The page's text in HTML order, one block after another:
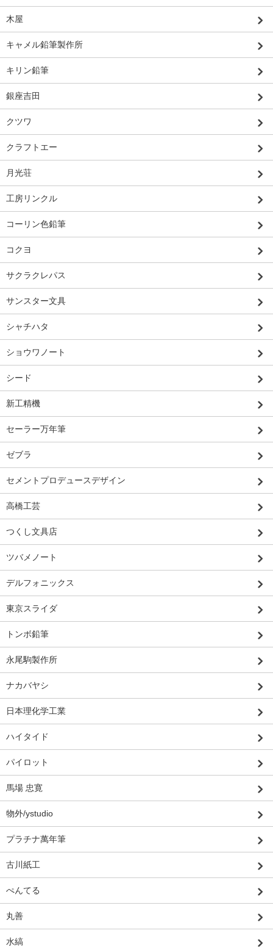
木屋
キャメル鉛筆製作所
キリン鉛筆
銀座吉田
クツワ
クラフトエー
月光荘
工房リンクル
コーリン色鉛筆
コクヨ
サクラクレパス
サンスター文具
シャチハタ
ショウワノート
シード
新工精機
セーラー万年筆
ゼブラ
セメントプロデュースデザイン
高橋工芸
つくし文具店
ツバメノート
デルフォニックス
東京スライダ
トンボ鉛筆
永尾駒製作所
ナカバヤシ
日本理化学工業
ハイタイド
パイロット
馬場 忠寛
物外/ystudio
プラチナ萬年筆
古川紙工
ぺんてる
丸善
水縞